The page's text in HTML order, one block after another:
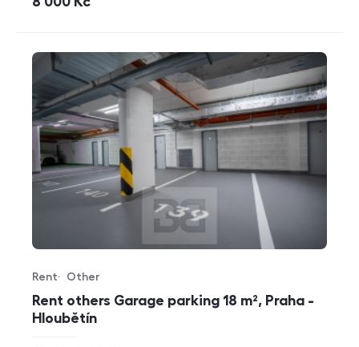
Rent others Garage parking 18 m², Praha -
Hloubětín
Offer type
Rent
Property type
Other